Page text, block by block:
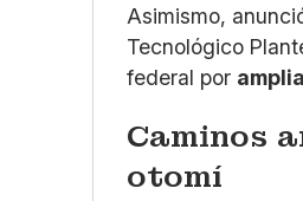
Asimismo,
Tecnológico
federal por
Caminos
otomí